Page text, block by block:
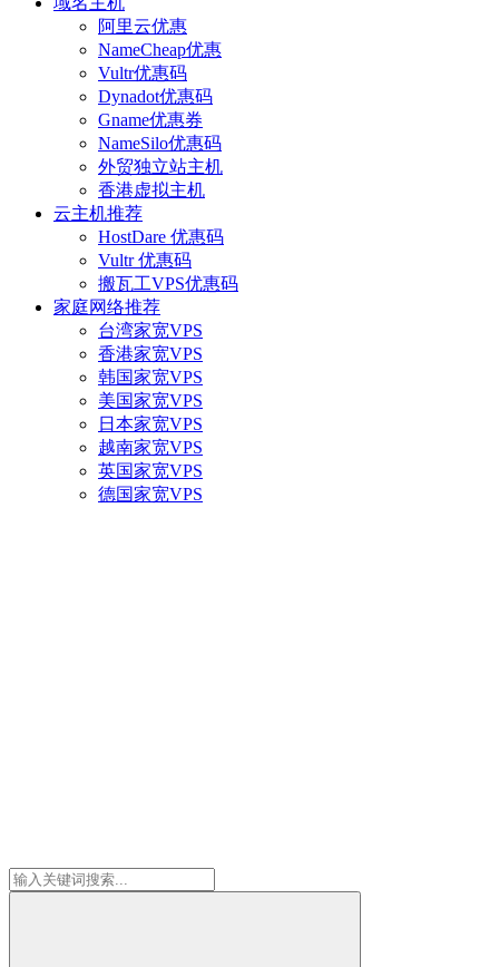
阿里云优惠
NameCheap优惠
Vultr优惠码
Dynadot优惠码
Gname优惠券
NameSilo优惠码
外贸独立站主机
香港虚拟主机
云主机推荐
HostDare 优惠码
Vultr 优惠码
搬瓦工VPS优惠码
家庭网络推荐
台湾家宽VPS
香港家宽VPS
韩国家宽VPS
美国家宽VPS
日本家宽VPS
越南家宽VPS
英国家宽VPS
德国家宽VPS